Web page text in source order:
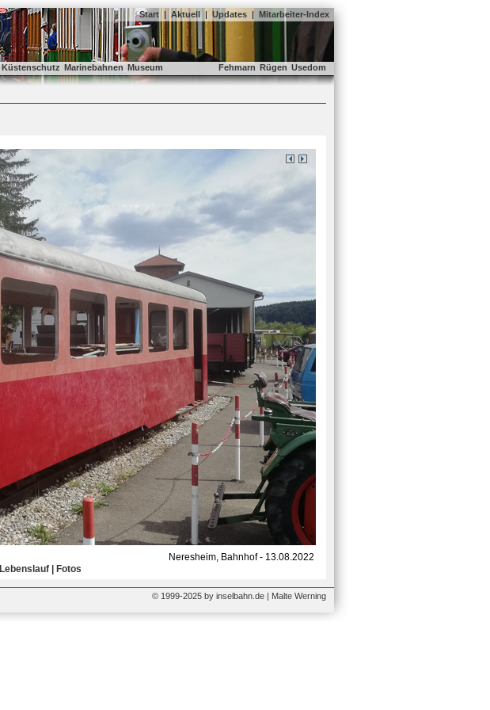
Start | Aktuell | Updates | Mitarbeiter-Index
Küstenschutz Marinebahnen Museum Fehmarn Rügen Usedom
Neresheim, Bahnhof - 13.08.2022
Lebenslauf | Fotos
© 1999-2025 by inselbahn.de | Malte Werning